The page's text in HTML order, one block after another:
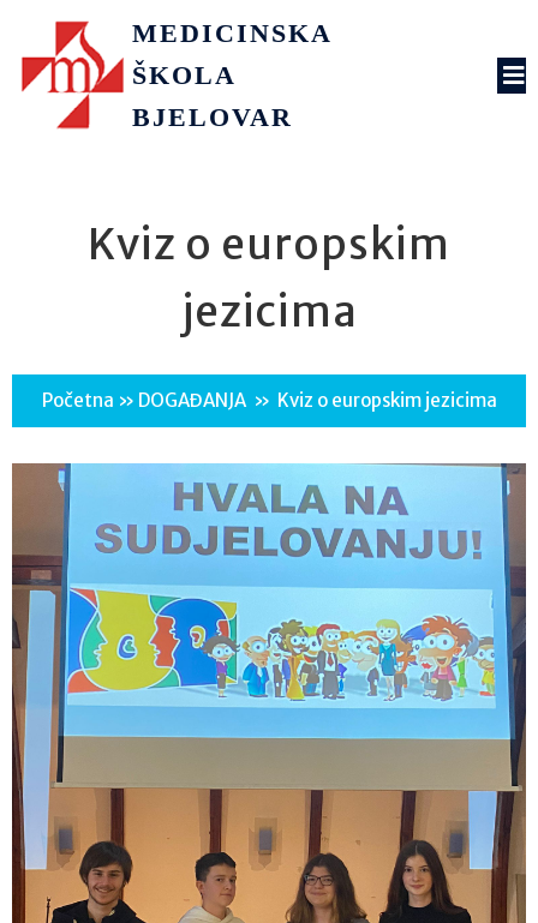
MEDICINSKA
ŠKOLA
BJELOVAR
Kviz o europskim
jezicima
Početna » DOGAĐANJA » Kviz o europskim jezicima